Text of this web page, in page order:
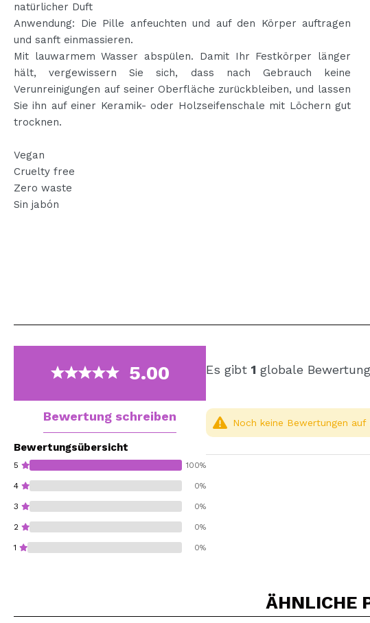
natürlicher Duft
Anwendung: Die Pille anfeuchten und auf den Körper auftragen
und sanft einmassieren.
Mit lauwarmem Wasser abspülen. Damit Ihr Festkörper länger
hält, vergewissern Sie sich, dass nach Gebrauch keine
Verunreinigungen auf seiner Oberfläche zurückbleiben, und lassen
Sie ihn auf einer Keramik- oder Holzseifenschale mit Löchern gut
trocknen.
Vegan
Cruelty free
Zero waste
Sin jabón
5.00
Bewertung schreiben
Bewertungsübersicht
5 100%
4 0%
3 0%
2 0%
1 0%
Es gibt 1 globale
Noch keine Bewertungen
ÄHNLICHE